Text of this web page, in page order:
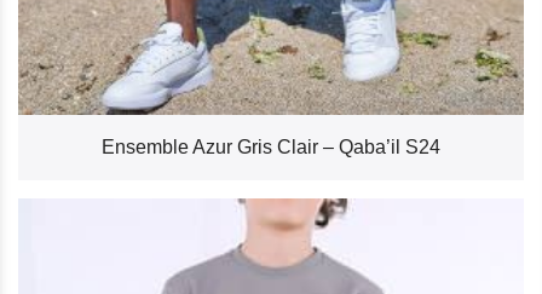
Ensemble Azur Gris Clair – Qaba’il S24